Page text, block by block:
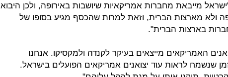
מייבאת מחברות אמריקאיות שיושבות באירופה, ולכן היבוא
ולא מארצות הברית, וזאת למרות שהכסף מגיע בסופו של
בארצות הברית".
האמריקאים מייצאים בעיקר לקנדה ולמקסיקו. אנחנו
שנשמח לראות עוד יצואנים אמריקאים הפועלים בישראל.